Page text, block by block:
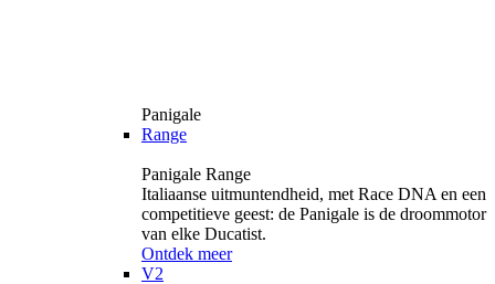
Panigale
Range
Panigale Range
Italiaanse uitmuntendheid, met Race DNA en een
competitieve geest: de Panigale is de droommotor
van elke Ducatist.
Ontdek meer
V2